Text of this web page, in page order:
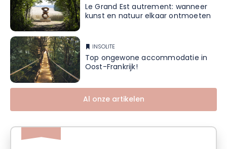
Le Grand Est autrement: wanneer
kunst en natuur elkaar ontmoeten
INSOLITE
Top ongewone accommodatie in
Oost-Frankrijk!
Al onze artikelen